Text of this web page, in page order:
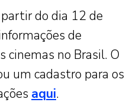
do dia 12 de
de
cinemas no Brasil. O
um cadastro para os
aqui.